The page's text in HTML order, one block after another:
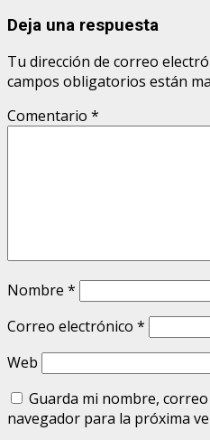
Deja una respuesta
Tu dirección de correo
campos obligatorios están
Comentario *
Nombre *
Correo electrónico *
Web
Guarda mi nombre,
navegador para la próxima